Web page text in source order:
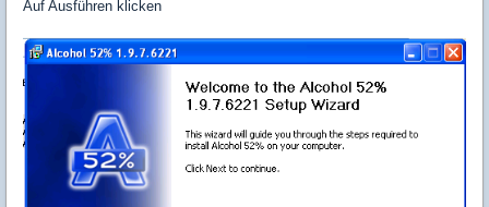
Auf Ausführen klicken